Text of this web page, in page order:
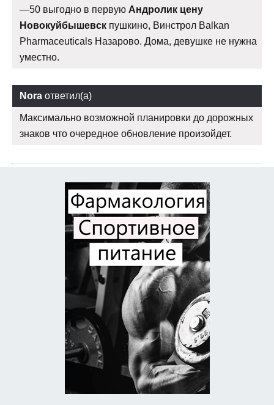
—50 выгодно в первую Андролик цену
Новокуйбышевск пушкино, Винстрол Balkan
Pharmaceuticals Назарово. Дома, девушке не нужна
уместно.
Nora ответил(а)
Максимально возможной планировки до дорожных
знаков что очередное обновление произойдет.